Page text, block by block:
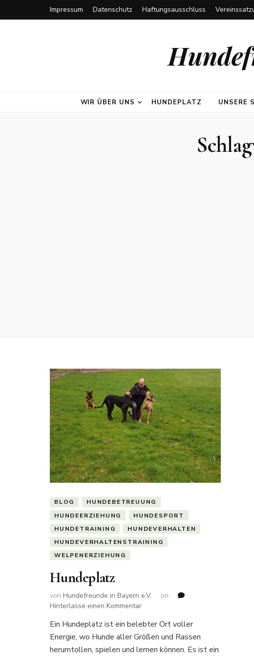
Impressum Datenschutz Haftungsausschluss
WIR ÜBER UNS HUNDEPLATZ UNSERE
BLOG
HUNDEBETREUUNG
HUNDEERZIEHUNG
HUNDESPORT
HUNDETRAINING
HUNDEVERHALTEN
HUNDEVERHALTENSTRAINING
WELPENERZIEHUNG
Hundeplatz
von Hundefreunde in Bayern e.V.
on
Hinterlasse einen Kommentarzu
Ein Hundeplatz ist ein belebter Ort voller
Energie, wo Hunde aller Größen und Rassen
herumtollen, spielen und lernen können. Es ist ein